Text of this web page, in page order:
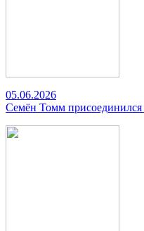
05.06.2026
Семён Томм присоединился